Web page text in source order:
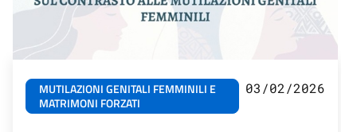
MUTILAZIONI GENITALI FEMMINILI E
MATRIMONI FORZATI
03/02/2026